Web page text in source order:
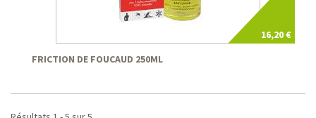
16,20 €
FRICTION DE FOUCAUD 250ML